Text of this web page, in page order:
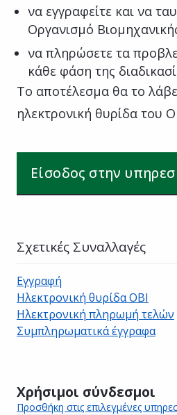
να εγγραφείτε και να
Οργανισμό
να πληρώσετε τα
κάθε φάση της
Το αποτέλεσμα θα το
ηλεκτρονική θυρίδα του
Είσοδος στην
Χρήσιμοι σύνδεσμοι
Προσθήκη στις επιλεγμένες
Σχετικές Συναλλαγές
Εγγραφή
Ηλεκτρονική θυρίδα ΟΒΙ
Ηλεκτρονική πληρωμή τελών
Συμπληρωματικά έγγραφα